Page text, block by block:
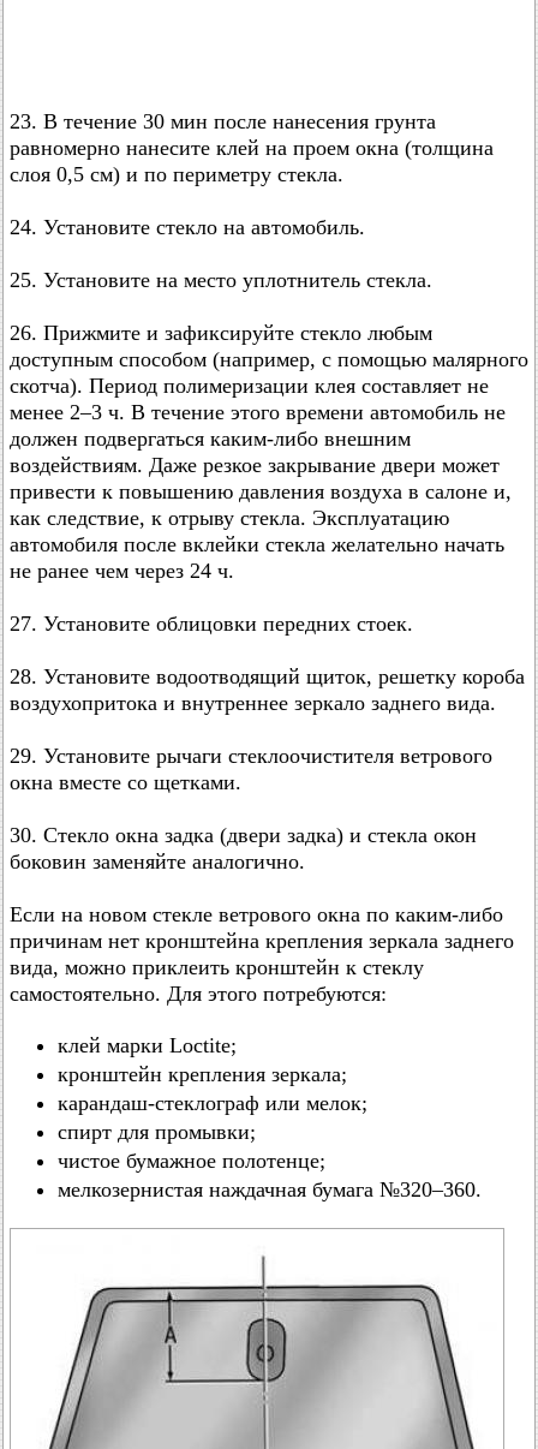
23. В течение 30 мин после нанесения грунта
равномерно нанесите клей на проем окна (толщина
слоя 0,5 см) и по периметру стекла.
24. Установите стекло на автомобиль.
25. Установите на место уплотнитель стекла.
26. Прижмите и зафиксируйте стекло любым
доступным способом (например, с помощью малярного
скотча). Период полимеризации клея составляет не
менее 2–3 ч. В течение этого времени автомобиль не
должен подвергаться каким-либо внешним
воздействиям. Даже резкое закрывание двери может
привести к повышению давления воздуха в салоне и,
как следствие, к отрыву стекла. Эксплуатацию
автомобиля после вклейки стекла желательно начать
не ранее чем через 24 ч.
27. Установите облицовки передних стоек.
28. Установите водоотводящий щиток, решетку короба
воздухопритока и внутреннее зеркало заднего вида.
29. Установите рычаги стеклоочистителя ветрового
окна вместе со щетками.
30. Стекло окна задка (двери задка) и стекла окон
боковин заменяйте аналогично.
Если на новом стекле ветрового окна по каким-либо
причинам нет кронштейна крепления зеркала заднего
вида, можно приклеить кронштейн к стеклу
самостоятельно. Для этого потребуются:
клей марки Loctite;
кронштейн крепления зеркала;
карандаш-стеклограф или мелок;
спирт для промывки;
чистое бумажное полотенце;
мелкозернистая наждачная бумага №320–360.